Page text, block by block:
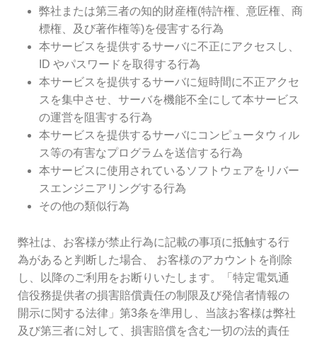
弊社または第三者の知的財産権(特許権、意匠権、商
標権、及び著作権等)を侵害する行為
本サービスを提供するサーバに不正にアクセスし、
ID やパスワードを取得する行為
本サービスを提供するサーバに短時間に不正アクセ
スを集中させ、サーバを機能不全にして本サービス
の運営を阻害する行為
本サービスを提供するサーバにコンピュータウィル
ス等の有害なプログラムを送信する行為
本サービスに使用されているソフトウェアをリバー
スエンジニアリングする行為
その他の類似行為
弊社は、お客様が禁止行為に記載の事項に抵触する行
為があると判断した場合、 お客様のアカウントを削除
し、以降のご利用をお断りいたします。「特定電気通
信役務提供者の損害賠償責任の制限及び発信者情報の
開示に関する法律」第3条を準用し、当該お客様は弊社
及び第三者に対して、損害賠償を含む一切の法的責任